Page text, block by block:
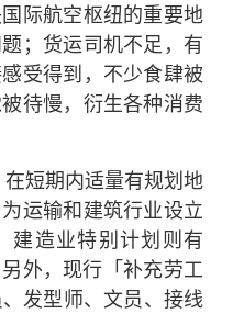
际航空枢纽的重要地
；货运司机不足，有
受得到，不少食肆被
待慢，衍生各种消费
短期内适量有规划地
运输和建筑行业设立
建造业特别计划则有
外，现行「补充劳工
发型师、文员、接线